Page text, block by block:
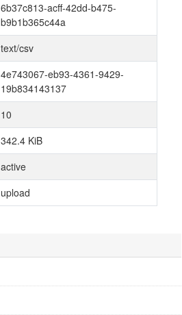
6b37c813-acff-42dd-b475-
b9b1b365c44a
text/csv
4e743067-eb93-4361-9429-
19b834143137
10
342.4 KiB
active
upload